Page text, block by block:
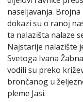
naseljavanja.
dokazi su o ranoj
ta nalazišta nalaze
Najstarije nalazište
Svetoga Ivana
vodili su preko
brončanog u
pleme Jasi.